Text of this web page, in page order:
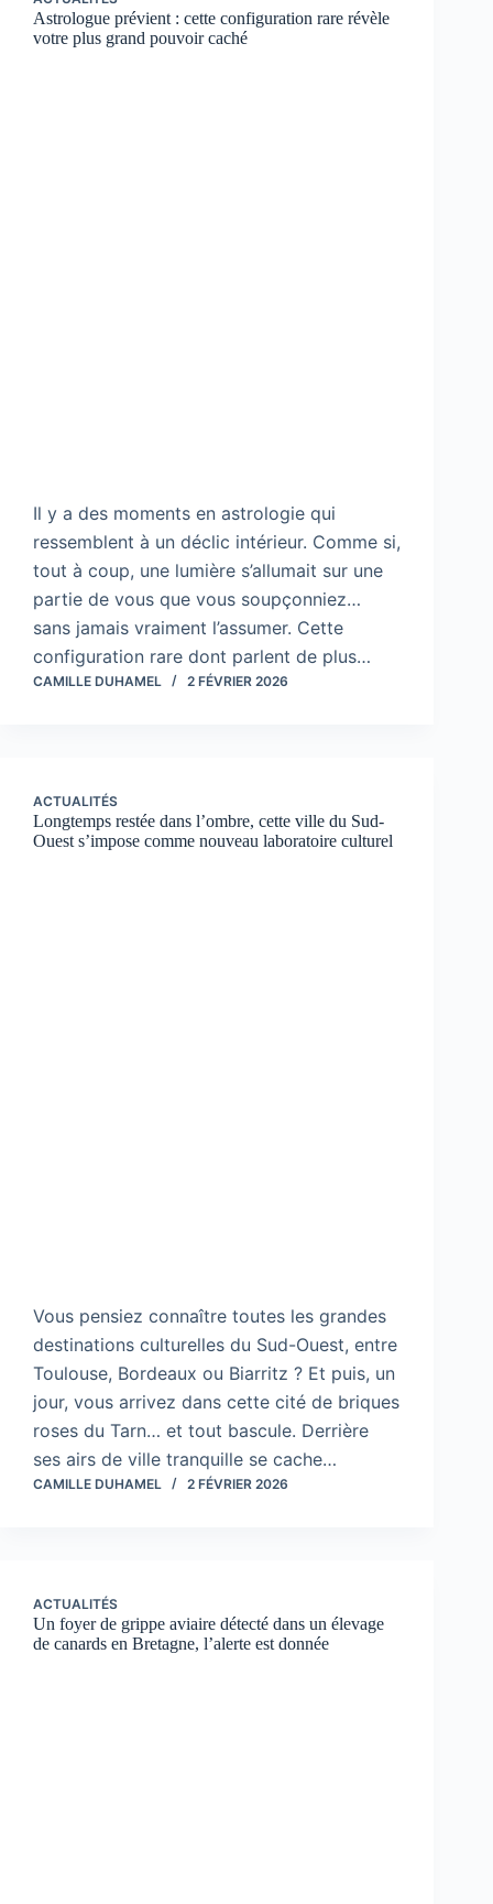
Astrologue prévient : cette configuration rare révèle
votre plus grand pouvoir caché
Il y a des moments en astrologie qui
ressemblent à un déclic intérieur. Comme si,
tout à coup, une lumière s’allumait sur une
partie de vous que vous soupçonniez…
sans jamais vraiment l’assumer. Cette
configuration rare dont parlent de plus…
CAMILLE DUHAMEL 2 FÉVRIER 2026
ACTUALITÉS
Longtemps restée dans l’ombre, cette ville du Sud-
Ouest s’impose comme nouveau laboratoire culturel
Vous pensiez connaître toutes les grandes
destinations culturelles du Sud-Ouest, entre
Toulouse, Bordeaux ou Biarritz ? Et puis, un
jour, vous arrivez dans cette cité de briques
roses du Tarn… et tout bascule. Derrière
ses airs de ville tranquille se cache…
CAMILLE DUHAMEL 2 FÉVRIER 2026
ACTUALITÉS
Un foyer de grippe aviaire détecté dans un élevage
de canards en Bretagne, l’alerte est donnée